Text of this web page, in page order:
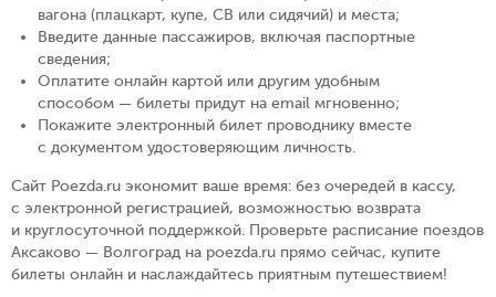
вагона (плацкарт, купе, СВ или сидячий) и места;
Введите данные пассажиров, включая паспортные
сведения;
Оплатите онлайн картой или другим удобным
способом — билеты придут на email мгновенно;
Покажите электронный билет проводнику вместе
с документом удостоверяющим личность.
Сайт Poezda.ru экономит ваше время: без очередей в кассу,
с электронной регистрацией, возможностью возврата
и круглосуточной поддержкой. Проверьте расписание поездов
Аксаково — Волгоград на poezda.ru прямо сейчас, купите
билеты онлайн и наслаждайтесь приятным путешествием!